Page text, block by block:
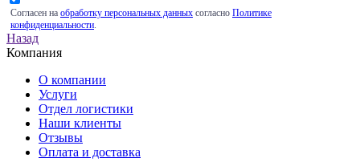
Согласен на обработку персональных данных согласно Политике
конфиденциальности.
Назад
Компания
О компании
Услуги
Отдел логистики
Наши клиенты
Отзывы
Оплата и доставка